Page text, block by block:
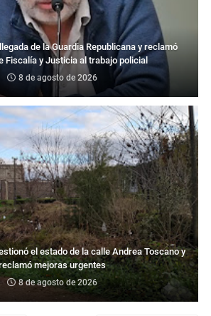
de la Guardia Republicana y reclamó
Fiscalía y Justicia al trabajo policial
8 de agosto de 2026
el estado de la calle Andrea Toscano y
mejoras urgentes
8 de agosto de 2026